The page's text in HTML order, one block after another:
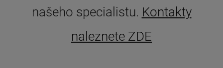
našeho specialistu. Kontakty
naleznete ZDE